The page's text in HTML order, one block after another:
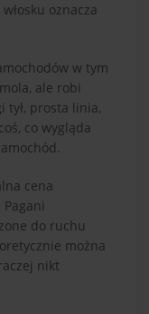
włosku oznacza
w tym
ale robi
tył, prosta linia,
co wygląda
cena
Pagani
do ruchu
można
nikt